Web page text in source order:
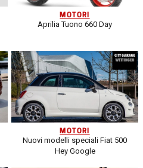
MOTORI
Aprilia Tuono 660 Day
MOTORI
Nuovi modelli speciali Fiat 500
Hey Google